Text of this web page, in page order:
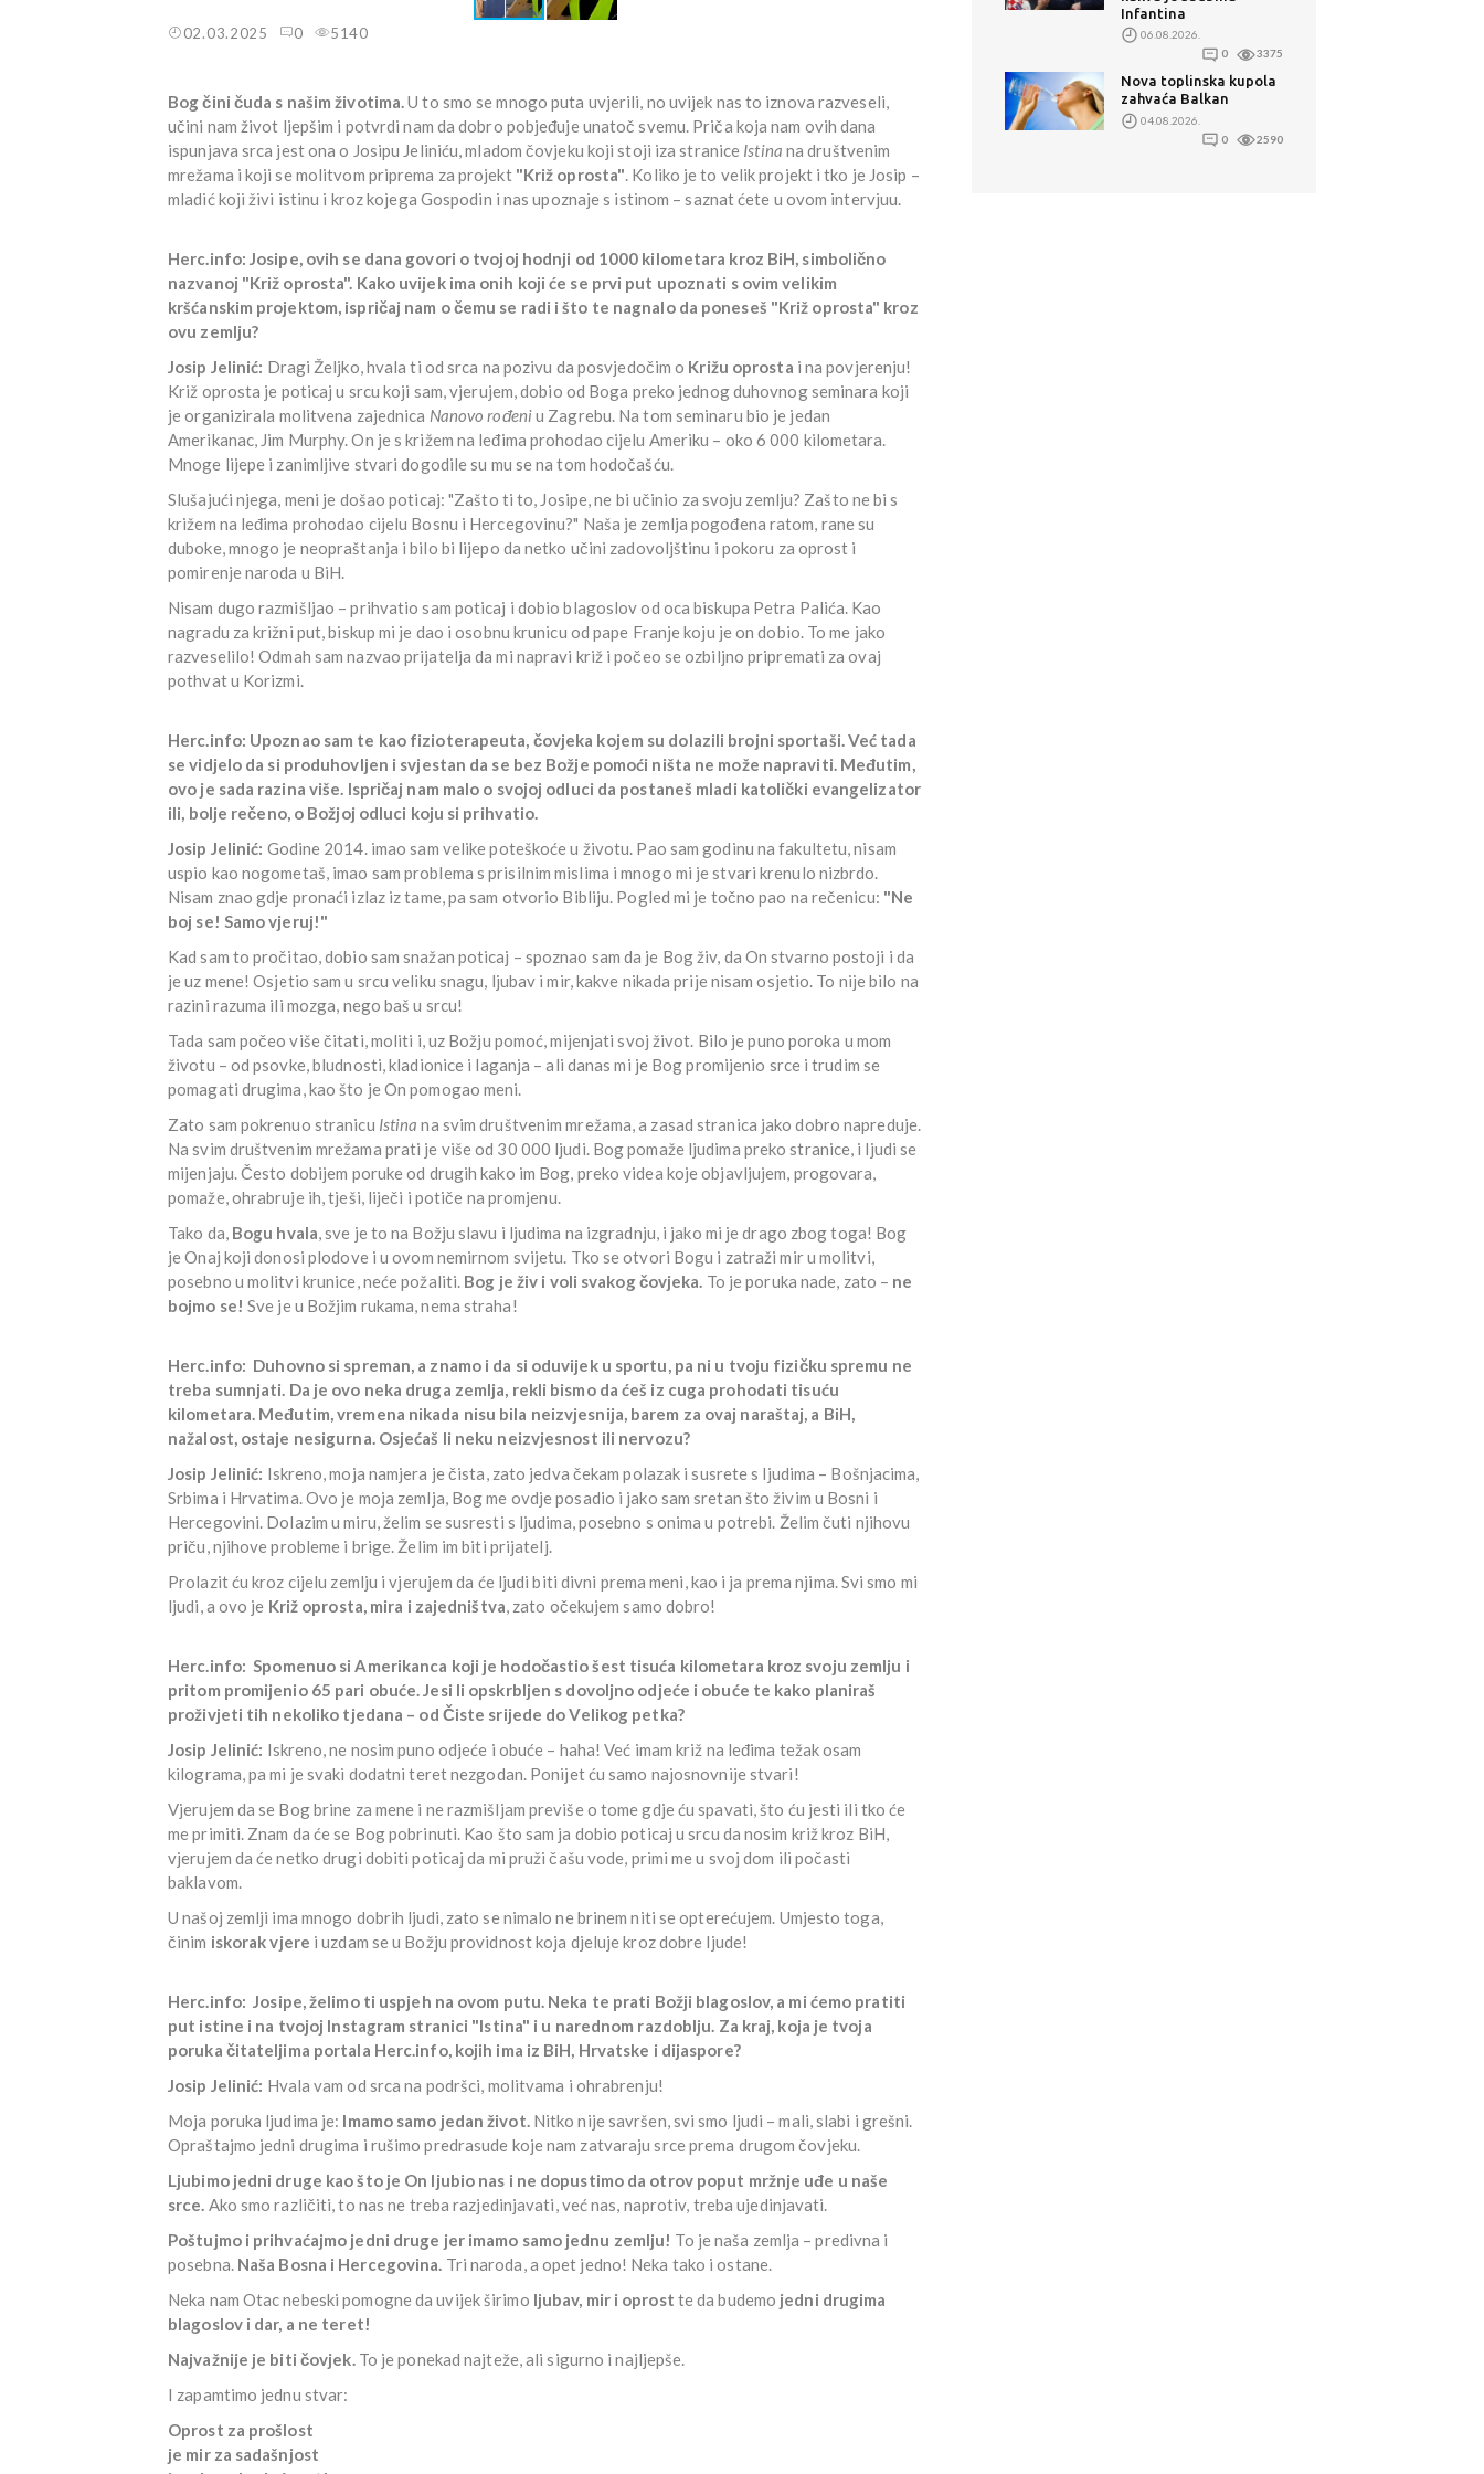
02.03.2025 0 5140
Bog čini čuda s našim životima.U to smo se mnogo puta uvjerili, no uvijek nas to iznova razveseli,
učini nam život ljepšim i potvrdi nam da dobro pobjeđuje unatoč svemu. Priča koja nam ovih dana
ispunjava srca jest ona o Josipu Jeliniću, mladom čovjeku koji stoji iza stranice Istina na društvenim
mrežama i koji se molitvom priprema za projekt "Križ oprosta". Koliko je to velik projekt i tko je Josip –
mladić koji živi istinu i kroz kojega Gospodin i nas upoznaje s istinom – saznat ćete u ovom intervjuu.
Herc.info: Josipe, ovih se dana govori o tvojoj hodnji od 1000 kilometara kroz BiH, simbolično
nazvanoj "Križ oprosta". Kako uvijek ima onih koji će se prvi put upoznati s ovim velikim
kršćanskim projektom, ispričaj nam o čemu se radi i što te nagnalo da poneseš "Križ oprosta" kroz
ovu zemlju?
Josip Jelinić: Dragi Željko, hvala ti od srca na pozivu da posvjedočim o Križu oprosta i na povjerenju!
Križ oprosta je poticaj u srcu koji sam, vjerujem, dobio od Boga preko jednog duhovnog seminara koji
je organizirala molitvena zajednica Nanovo rođeniu Zagrebu. Na tom seminaru bio je jedan
Amerikanac, Jim Murphy. On je s križem na leđima prohodao cijelu Ameriku – oko 6 000 kilometara.
Mnoge lijepe i zanimljive stvari dogodile su mu se na tom hodočašću.
Slušajući njega, meni je došao poticaj: "Zašto ti to, Josipe, ne bi učinio za svoju zemlju? Zašto ne bi s
križem na leđima prohodao cijelu Bosnu i Hercegovinu?" Naša je zemlja pogođena ratom, rane su
duboke, mnogo je neopraštanja i bilo bi lijepo da netko učini zadovoljštinu i pokoru za oprost i
pomirenje naroda u BiH.
Nisam dugo razmišljao – prihvatio sam poticaj i dobio blagoslov od oca biskupa Petra Palića. Kao
nagradu za križni put, biskup mi je dao i osobnu krunicu od pape Franje koju je on dobio. To me jako
razveselilo! Odmah sam nazvao prijatelja da mi napravi križ i počeo se ozbiljno pripremati za ovaj
pothvat u Korizmi.
Herc.info: Upoznao sam te kao fizioterapeuta, čovjeka kojem su dolazili brojni sportaši. Već tada
se vidjelo da si produhovljen i svjestan da se bez Božje pomoći ništa ne može napraviti. Međutim,
ovo je sada razina više. Ispričaj nam malo o svojoj odluci da postaneš mladi katolički evangelizator
ili, bolje rečeno, o Božjoj odluci koju si prihvatio.
Josip Jelinić: Godine 2014. imao sam velike poteškoće u životu. Pao sam godinu na fakultetu, nisam
uspio kao nogometaš, imao sam problema s prisilnim mislima i mnogo mi je stvari krenulo nizbrdo.
Nisam znao gdje pronaći izlaz iz tame, pa sam otvorio Bibliju. Pogled mi je točno pao na rečenicu: "Ne
boj se! Samo vjeruj!"
Kad sam to pročitao, dobio sam snažan poticaj – spoznao sam da je Bog živ, da On stvarno postoji i da
je uz mene! Osjetio sam u srcu veliku snagu, ljubav i mir, kakve nikada prije nisam osjetio. To nije bilo na
razini razuma ili mozga, nego baš u srcu!
Tada sam počeo više čitati, moliti i, uz Božju pomoć, mijenjati svoj život. Bilo je puno poroka u mom
životu – od psovke, bludnosti, kladionice i laganja – ali danas mi je Bog promijenio srce i trudim se
pomagati drugima, kao što je On pomogao meni.
Zato sam pokrenuo stranicu Istina na svim društvenim mrežama, a zasad stranica jako dobro napreduje.
Na svim društvenim mrežama prati je više od 30 000 ljudi. Bog pomaže ljudima preko stranice, i ljudi se
mijenjaju. Često dobijem poruke od drugih kako im Bog, preko videa koje objavljujem, progovara,
pomaže, ohrabruje ih, tješi, liječi i potiče na promjenu.
Tako da, Bogu hvala, sve je to na Božju slavu i ljudima na izgradnju, i jako mi je drago zbog toga! Bog
je Onaj koji donosi plodove i u ovom nemirnom svijetu. Tko se otvori Bogu i zatraži mir u molitvi,
posebno u molitvi krunice, neće požaliti. Bog je živ i voli svakog čovjeka. To je poruka nade, zato – ne
bojmo se! Sve je u Božjim rukama, nema straha!
Herc.info: Duhovno si spreman, a znamo i da si oduvijek u sportu, pa ni u tvoju fizičku spremu ne
treba sumnjati. Da je ovo neka druga zemlja, rekli bismo da ćeš iz cuga prohodati tisuću
kilometara. Međutim, vremena nikada nisu bila neizvjesnija, barem za ovaj naraštaj, a BiH,
nažalost, ostaje nesigurna. Osjećaš li neku neizvjesnost ili nervozu?
Josip Jelinić: Iskreno, moja namjera je čista, zato jedva čekam polazak i susrete s ljudima – Bošnjacima,
Srbima i Hrvatima. Ovo je moja zemlja, Bog me ovdje posadio i jako sam sretan što živim u Bosni i
Hercegovini. Dolazim u miru, želim se susresti s ljudima, posebno s onima u potrebi. Želim čuti njihovu
priču, njihove probleme i brige. Želim im biti prijatelj.
Prolazit ću kroz cijelu zemlju i vjerujem da će ljudi biti divni prema meni, kao i ja prema njima. Svi smo mi
ljudi, a ovo je Križ oprosta, mira i zajedništva, zato očekujem samo dobro!
Herc.info:Spomenuo si Amerikanca koji je hodočastio šest tisuća kilometara kroz svoju zemlju i
pritom promijenio 65 pari obuće. Jesi li opskrbljen s dovoljno odjeće i obuće te kako planiraš
proživjeti tih nekoliko tjedana – od Čiste srijede do Velikog petka?
Josip Jelinić: Iskreno, ne nosim puno odjeće i obuće – haha! Već imam križ na leđima težak osam
kilograma, pa mi je svaki dodatni teret nezgodan. Ponijet ću samo najosnovnije stvari!
Vjerujem da se Bog brine za mene i ne razmišljam previše o tome gdje ću spavati, što ću jesti ili tko će
me primiti. Znam da će se Bog pobrinuti. Kao što sam ja dobio poticaj u srcu da nosim križ kroz BiH,
vjerujem da će netko drugi dobiti poticaj da mi pruži čašu vode, primi me u svoj dom ili počasti
baklavom.
U našoj zemlji ima mnogo dobrih ljudi, zato se nimalo ne brinem niti se opterećujem. Umjesto toga,
činim iskorak vjere i uzdam se u Božju providnost koja djeluje kroz dobre ljude!
Herc.info:Josipe, želimo ti uspjeh na ovom putu. Neka te prati Božji blagoslov, a mi ćemo pratiti
put istine i na tvojoj Instagram stranici "Istina" i u narednom razdoblju. Za kraj, koja je tvoja
poruka čitateljima portala Herc.info, kojih ima iz BiH, Hrvatske i dijaspore?
Josip Jelinić: Hvala vam od srca na podršci, molitvama i ohrabrenju!
Moja poruka ljudima je: Imamo samo jedan život.Nitko nije savršen, svi smo ljudi – mali, slabi i grešni.
Opraštajmo jedni drugima i rušimo predrasude koje nam zatvaraju srce prema drugom čovjeku.
Ljubimo jedni druge kao što je On ljubio nas i ne dopustimo da otrov poput mržnje uđe u naše
srce. Ako smo različiti, to nas ne treba razjedinjavati, već nas, naprotiv, treba ujedinjavati.
Poštujmo i prihvaćajmo jedni druge jer imamo samo jednu zemlju! To je naša zemlja – predivna i
posebna. Naša Bosna i Hercegovina. Tri naroda, a opet jedno! Neka tako i ostane.
Neka nam Otac nebeski pomogne da uvijek širimo ljubav, mir i oprost te da budemo jedni drugima
blagoslov i dar, a ne teret!
Najvažnije je biti čovjek.To je ponekad najteže, ali sigurno i najljepše.
I zapamtimo jednu stvar:
Oprost za prošlost
je mir za sadašnjost
Infantina
06.08.2026.
0
3375
Nova toplinska kupola
zahvaća Balkan
04.08.2026.
0
2590